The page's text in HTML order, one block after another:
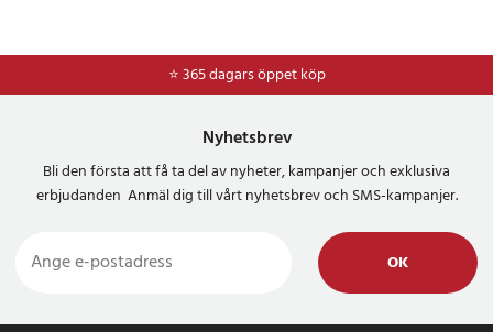
⭐ 365 dagars öppet köp
⭐Frakt 49kr *
Nyhetsbrev
Bli den första att få ta del av nyheter, kampanjer och exklusiva
erbjudanden Anmäl dig till vårt nyhetsbrev och SMS-kampanjer.
OK